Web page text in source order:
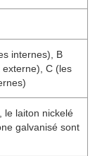
internes), B
C (les
le laiton nickelé
galvanisé sont